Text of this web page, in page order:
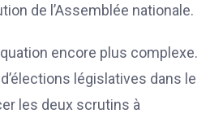
de l’Assemblée nationale.
encore plus complexe.
législatives dans le
les deux scrutins à